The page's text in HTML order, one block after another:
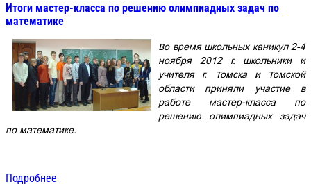
Итоги мастер-класса по решению олимпиадных задач по
математике
Во время школьных каникул 2-4
ноября 2012 г. школьники и
учителя г. Томска и Томской
области приняли участие в
работе мастер-класса по
решению олимпиадных задач
по математике.
Подробнее